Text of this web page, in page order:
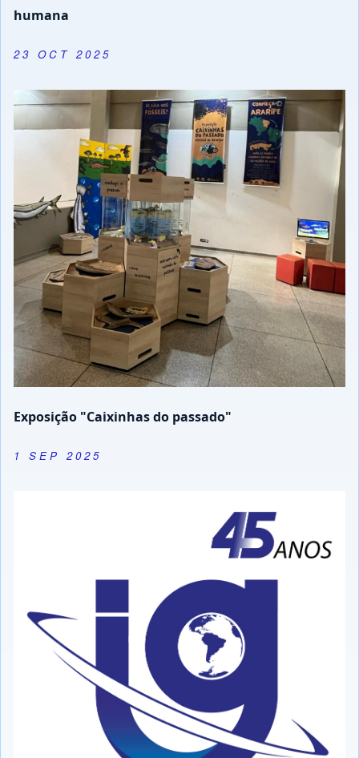
humana
23 OCT 2025
Exposição "Caixinhas do passado"
1 SEP 2025